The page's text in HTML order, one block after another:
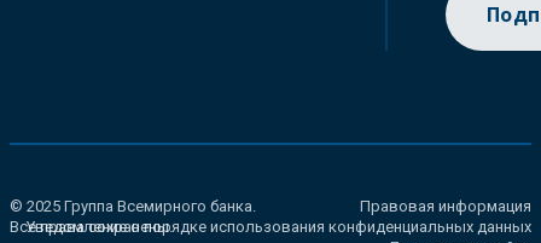
© 2025 Группа Всемирного банка.
Все права сохранены.
Правовая информация
Уведомление о порядке использования конфиденциальных данных